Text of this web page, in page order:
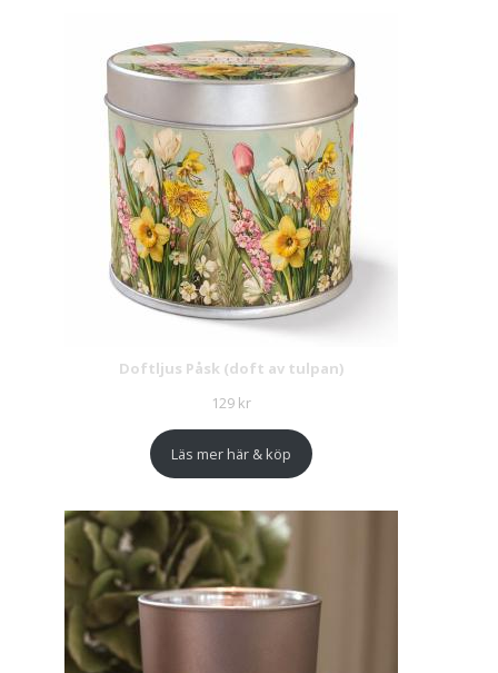
Doftljus Påsk (doft av tulpan)
129 kr
Läs mer här & köp